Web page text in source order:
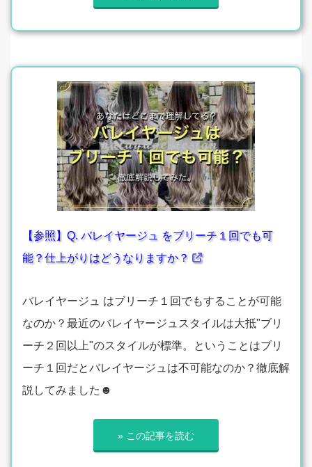
【参照】Q. バレイヤージュ をブリーチ１回でも可
能？仕上がりはどうなりますか？
バレイヤージュ はブリーチ１回でもすることが可能
なのか？最近のバレイヤージュスタイルは大抵"ブリ
ーチ２回以上"のスタイルが標準。ということはブリ
ーチ１回だとバレイヤージュは不可能なのか？徹底解
説してみました☻
» この記事を読む